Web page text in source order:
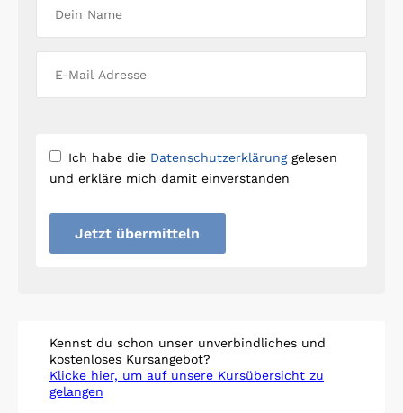
Ich habe die Datenschutzerklärunggelesen
und erkläre mich damit einverstanden
Jetzt übermitteln
Kennst du schon unser unverbindliches und
kostenloses Kursangebot?
Klicke hier, um auf unsere Kursübersicht zu
gelangen